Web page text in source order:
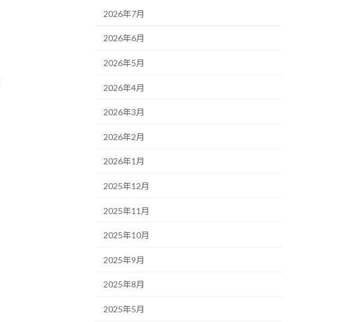
2026年7月
2026年6月
2026年5月
2026年4月
2026年3月
2026年2月
2026年1月
2025年12月
2025年11月
2025年10月
2025年9月
2025年8月
2025年5月